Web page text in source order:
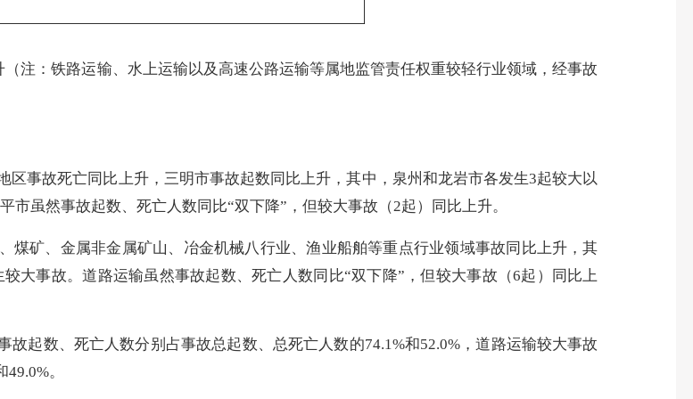
注：铁路运输、水上运输以及高速公路运输等属地监管责任权重较轻行业领域，经事故
区事故死亡同比上升，三明市事故起数同比上升，其中，泉州和龙岩市各发生3起较大以
虽然事故起数、死亡人数同比“双下降”，但较大事故（2起）同比上升。
煤矿、金属非金属矿山、冶金机械八行业、渔业船舶等重点行业领域事故同比上升，其
大事故。道路运输虽然事故起数、死亡人数同比“双下降”，但较大事故（6起）同比上
故起数、死亡人数分别占事故总起数、总死亡人数的74.1%和52.0%，道路运输较大事故
。